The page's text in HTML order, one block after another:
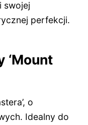
swojej
perfekcji.
‘Mount
o
Idealny do